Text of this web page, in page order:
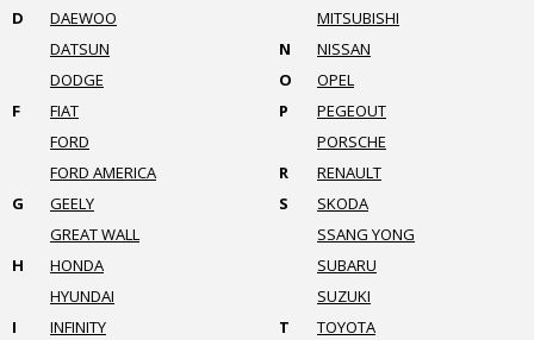
D
DAEWOO
DATSUN
DODGE
F
FIAT
FORD
FORD AMERICA
G
GEELY
GREAT WALL
H
HONDA
HYUNDAI
I
INFINITY
MITSUBISHI
N
NISSAN
O
OPEL
P
PEGEOUT
PORSCHE
R
RENAULT
S
SKODA
SSANG YONG
SUBARU
SUZUKI
T
TOYOTA